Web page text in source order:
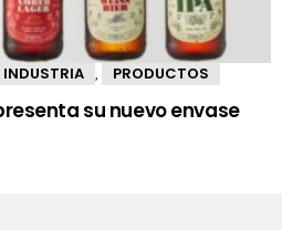
INDUSTRIA PRODUCTOS
su nuevo envase